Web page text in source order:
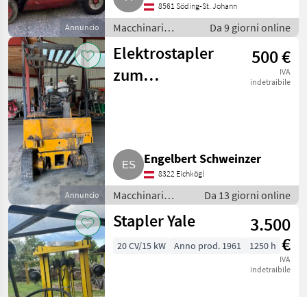
Annuncio
8561 Söding-St. Johann
Macchinari
elevatori e per
magazzino /
Da 9 giorni online
Annuncio
Elektrostapler
zum
500 €
IVA
indetraibile
Engelbert Schweinzer
8322 Eichkögl
Macchinari
elevatori e per
magazzino /
Da 13 giorni online
Stapler Yale
3.500
€
IVA
indetraibile
20 CV/15 kW Anno prod. 1961 1250 h